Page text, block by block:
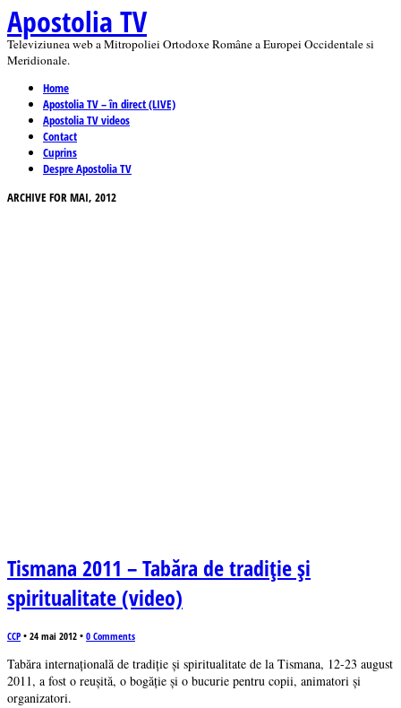
Apostolia TV
Televiziunea web a Mitropoliei Ortodoxe Române a Europei Occidentale si
Meridionale.
Home
Apostolia TV – în direct (LIVE)
Apostolia TV videos
Contact
Cuprins
Despre Apostolia TV
ARCHIVE FOR MAI, 2012
Tismana 2011 – Tabăra de tradiţie şi
spiritualitate (video)
CCP • 24 mai 2012 • 0 Comments
Tabăra internaţională de tradiţie şi spiritualitate de la Tismana, 12-23 august
2011, a fost o reuşită, o bogăţie şi o bucurie pentru copii, animatori şi
organizatori.